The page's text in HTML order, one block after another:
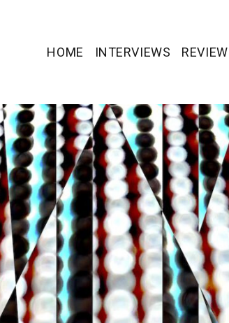
HOME INTERVIEWS